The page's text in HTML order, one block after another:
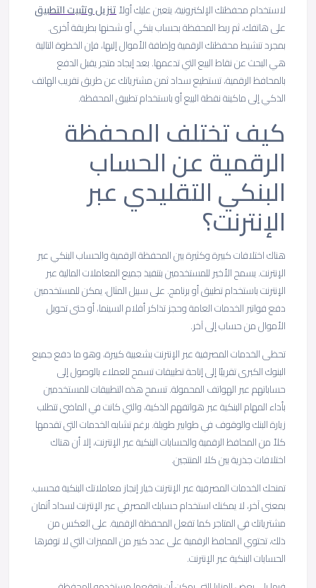
لاستخدام محفظتك الإلكترونية، يتعين عليك أولاًتنزيل وتثبيت التطبيق
على هاتفك، ثم ربط المحفظة بحساب بنكي أو شحنها بطريقة أخرى.
بمجرد تنشيط محفظتك الرقمية وإضافة الأموال إليها، فإن الخطوة التالية
هي البحث عن نقاط البيع التي تدعمها. بعد إيجاد متجر يقبل الدفع
بالمحافظ الرقمية، تستطيع سداد ثمن مشترياتك عن طريق تقريب الهاتف
الذكي إلى ماكينة نقطة البيع أو باستخدام تطبيق المحفظة.
كيف تختلف المحفظة
الرقمية عن الحساب
البنكي التقليدي عبر
الإنترنت؟
هناك اختلافات كبيرة وكثيرة بين المحفظة الرقمية والحساب البنكي عبر
الإنترنت. يسمح الأخير للمستخدمين بتنفيذ جميع المعاملات المالية عبر
الإنترنت باستخدام تطبيق أو برنامج. على سبيل المثال، يمكن للمستخدمين
دفع فواتير الخدمات العامة وحجز تذاكر أفلام السينما، أو حتى تحويل
الأموال من حساب إلى آخر.
تحظى الخدمات المصرفية عبر الإنترنت بشعبية كبيرة، وهو ما دفع جميع
البنوك الكبرى تقريبًا إلى إتاحة تطبيقات تسمح للعملاء بالوصول إلى
حساباتهم عبر الهواتف المحمولة. تسمح هذه التطبيقات للمستخدمين
بأداء المهام البنكية عبر هواتفهم الذكية، والتي كانت في الماضي تتطلب
زيارة البنك والوقوف في طوابير طويلة. برغم تشابه الخدمات التي تقدمها
كلاً من المحافظ الرقمية والحسابات البنكية عبر الإنترنت، إلا أن هناك
اختلافات جذرية بين كلا المنتجين.
تمنحك الخدمات المصرفية عبر الإنترنت خيار إنجاز معاملاتك البنكية فحسب.
بمعنى آخر، لا يمكنك استخدام حسابك المصرفي عبر الإنترنت لسداد أثمان
مشترياتك في المتاجر كما تفعل المحفظة الرقمية. على العكس من
ذلك، تحتوي المحافظ الرقمية على عدد كبير من المميزات التي لا توفرها
الحسابات البنكية عبر الإنترنت.